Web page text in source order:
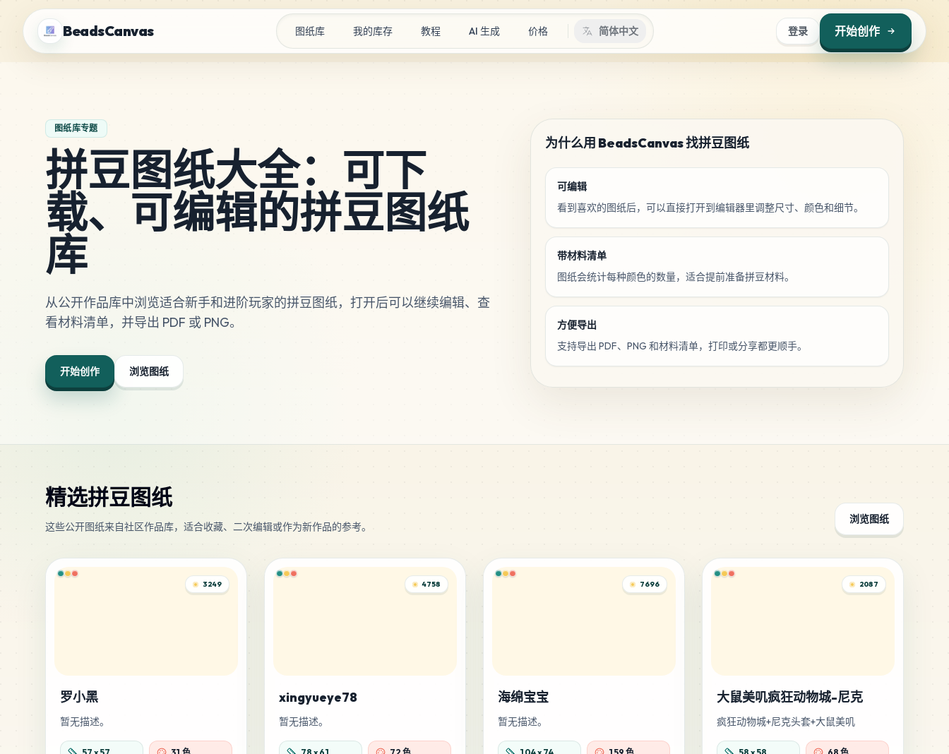
BeadsCanvas 图纸库 我的库存 教程 AI 生成 价格 简体中文 登录 开始创作
图纸库专题
拼豆图纸大全：可下
载、可编辑的拼豆图纸
库
从公开作品库中浏览适合新手和进阶玩家的拼豆图纸，打开后可以继续编辑、查
看材料清单，并导出 PDF 或 PNG。
开始创作 浏览图纸
为什么用 BeadsCanvas 找拼豆图纸
可编辑
看到喜欢的图纸后，可以直接打开到编辑器里调整尺寸、颜色和细节。
带材料清单
图纸会统计每种颜色的数量，适合提前准备拼豆材料。
方便导出
支持导出 PDF、PNG 和材料清单，打印或分享都更顺手。
精选拼豆图纸
这些公开图纸来自社区作品库，适合收藏、二次编辑或作为新作品的参考。
浏览图纸
3249
罗小黑
暂无描述。
4758
xingyueye78
暂无描述。
7696
海绵宝宝
暂无描述。
2087
大鼠美叽疯狂动物城-尼克
疯狂动物城+尼克头套+大鼠美叽